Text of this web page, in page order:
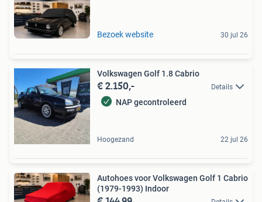
Bezoek website 30 jul 26
Volkswagen Golf 1.8 Cabrio
€ 2.150,- Details
NAP gecontroleerd
Hoogezand 22 jul 26
Autohoes voor Volkswagen Golf 1 Cabrio
(1979-1993) Indoor